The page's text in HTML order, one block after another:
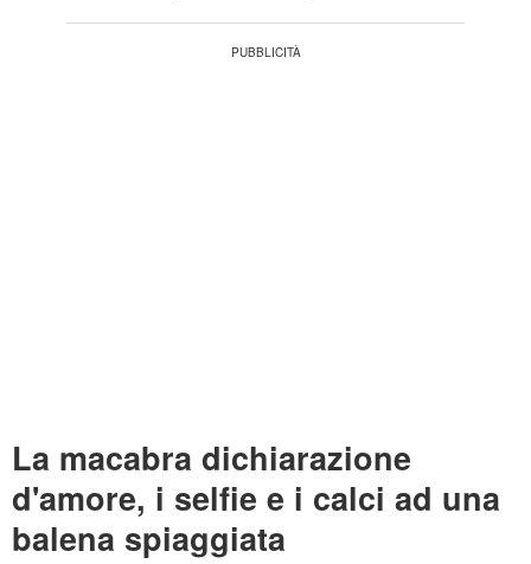
La macabra dichiarazione
d'amore, i selfie e i calci ad una
balena spiaggiata